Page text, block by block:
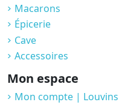
Macarons
Épicerie
Cave
Accessoires
Mon espace
Mon compte | Louvins